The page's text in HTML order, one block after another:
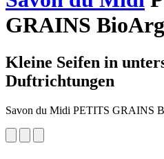
GRAINS
Kleine Seifen in
Duftrichtungen
Savon du Midi PETITS GRAINS